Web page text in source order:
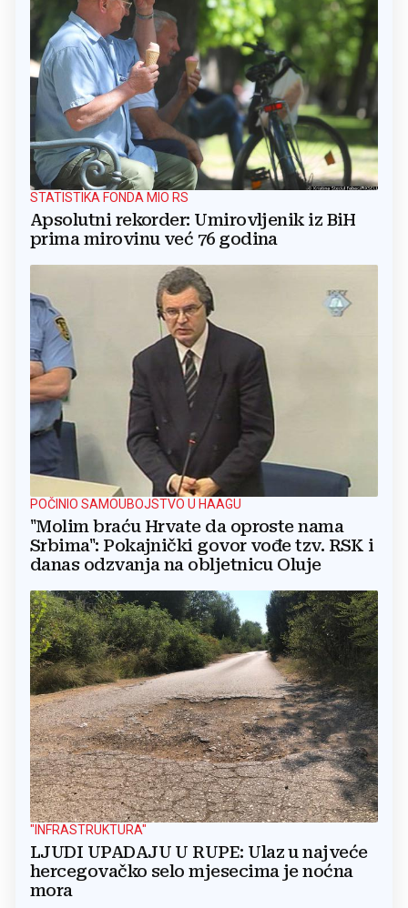
STATISTIKA FONDA MIO RS
Apsolutni rekorder: Umirovljenik iz BiH
prima mirovinu već 76 godina
POČINIO SAMOUBOJSTVO U HAAGU
"Molim braću Hrvate da oproste nama
Srbima": Pokajnički govor vođe tzv. RSK i
danas odzvanja na obljetnicu Oluje
"INFRASTRUKTURA"
LJUDI UPADAJU U RUPE: Ulaz u najveće
hercegovačko selo mjesecima je noćna
mora